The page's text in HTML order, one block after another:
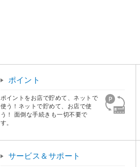
ポイント
ポイントをお店で貯めて、ネットで
使う！ネットで貯めて、お店で使
う！ 面倒な手続きも一切不要で
す。
サービス＆サポート